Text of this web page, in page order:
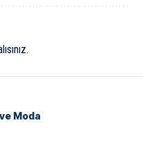
.
Moda